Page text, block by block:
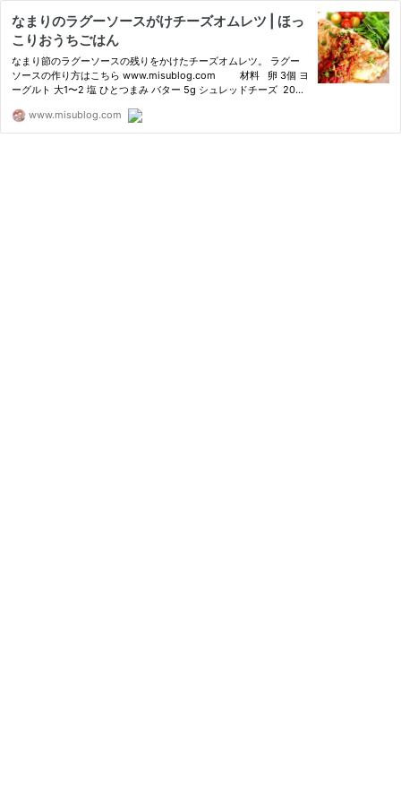
なまりのラグーソースがけチーズオムレツ | ほっ
こりおうちごはん
なまり節のラグーソースの残りをかけたチーズオムレツ。 ラグー
ソースの作り方はこちら www.misublog.com 材料 卵 3個 ヨ
ーグルト 大1〜2 塩 ひとつまみ バター 5g シュレッドチーズ 20g
www.misublog.com